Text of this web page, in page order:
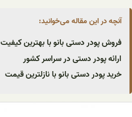
آنچه در این مقاله می‌خوانید:
فروش پودر دستی بانو با بهترین کیفیت
ارائه پودر دستی در سراسر کشور
خرید پودر دستی بانو با نازلترین قیمت